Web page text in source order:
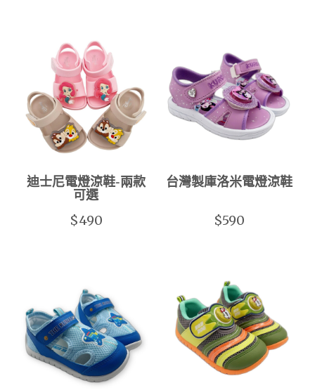
迪士尼電燈涼鞋-兩款
可選
$490
台灣製庫洛米電燈涼鞋
$590